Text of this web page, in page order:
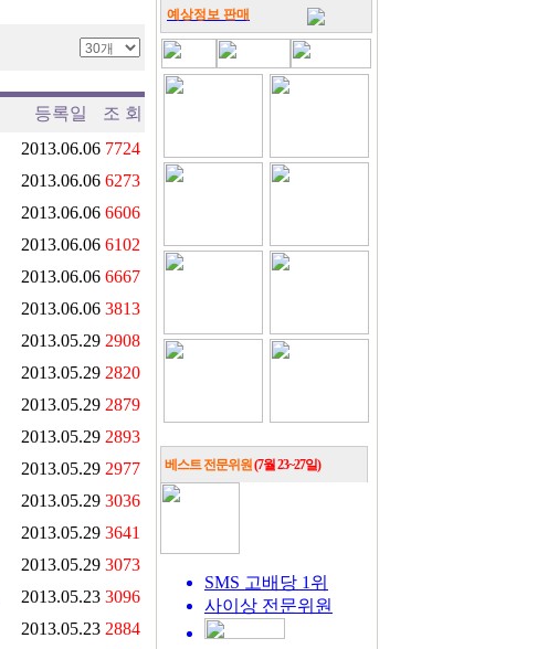
등록일
조 회
2013.06.06 7724
2013.06.06 6273
2013.06.06 6606
2013.06.06 6102
2013.06.06 6667
2013.06.06 3813
2013.05.29 2908
2013.05.29 2820
2013.05.29 2879
2013.05.29 2893
2013.05.29 2977
2013.05.29 3036
2013.05.29 3641
2013.05.29 3073
2013.05.23 3096
2013.05.23 2884
예상정보 판매
베스트 전문위원(7월 23~27일)
SMS 고배당 1위
사이상 전문위원